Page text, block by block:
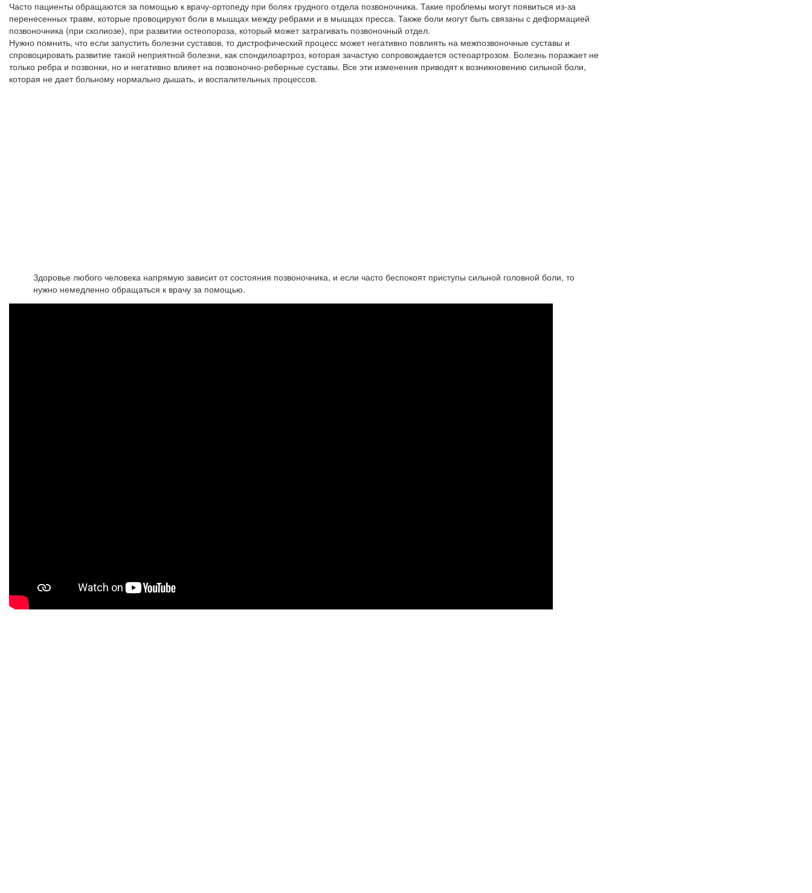
Часто пациенты обращаются за помощью к врачу-ортопеду при болях грудного отдела позвоночника. Такие проблемы могут появиться из-за
перенесенных травм, которые провоцируют боли в мышцах между ребрами и в мышцах пресса. Также боли могут быть связаны с деформацией
позвоночника (при сколиозе), при развитии остеопороза, который может затрагивать позвоночный отдел.
Нужно помнить, что если запустить болезни суставов, то дистрофический процесс может негативно повлиять на межпозвоночные суставы и
спровоцировать развитие такой неприятной болезни, как спондилоартроз, которая зачастую сопровождается остеоартрозом. Болезнь поражает не
только ребра и позвонки, но и негативно влияет на позвоночно-реберные суставы. Все эти изменения приводят к возникновению сильной боли,
которая не дает больному нормально дышать, и воспалительных процессов.
Здоровье любого человека напрямую зависит от состояния позвоночника, и если часто беспокоят приступы сильной головной боли, то
нужно немедленно обращаться к врачу за помощью.